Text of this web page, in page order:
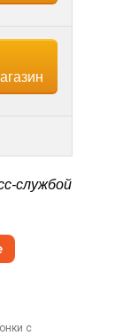
службой
с